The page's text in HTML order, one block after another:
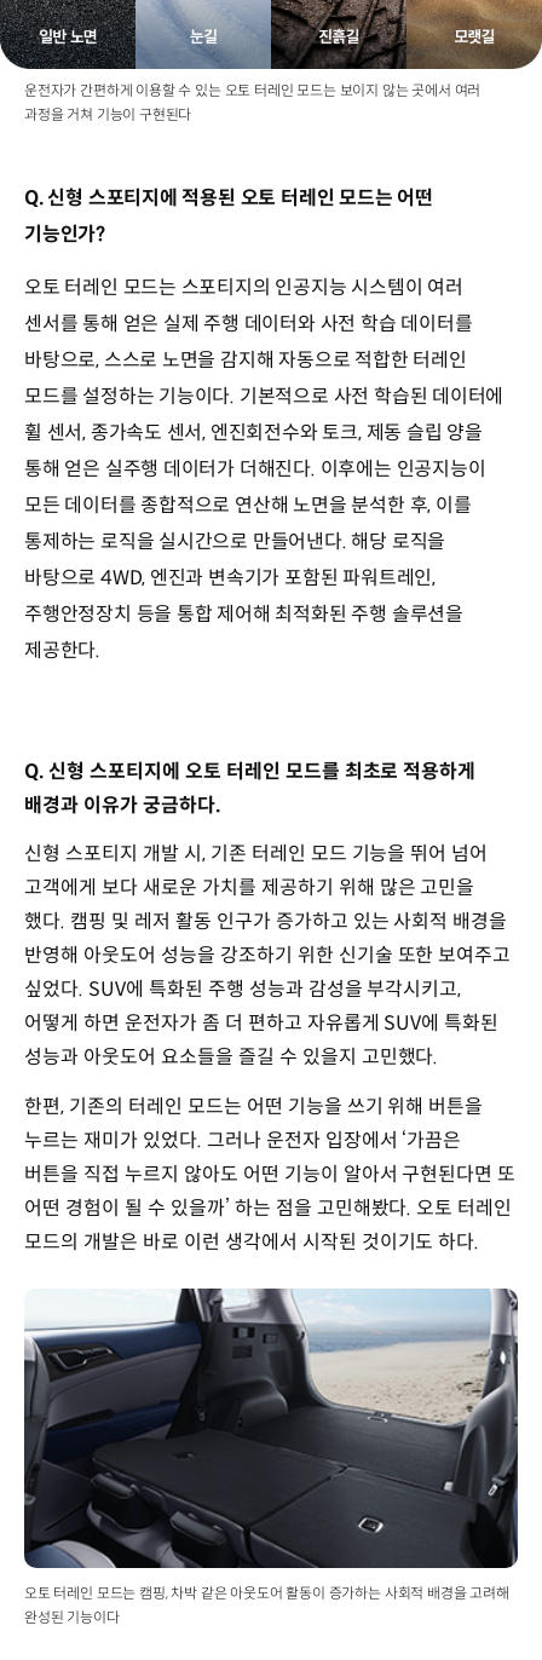
운전자가 간편하게 이용할 수 있는 오토 터레인 모드는 보이지 않는 곳에서 여러
과정을 거쳐 기능이 구현된다
Q. 신형 스포티지에 적용된 오토 터레인 모드는 어떤
기능인가?
오토 터레인 모드는 스포티지의 인공지능 시스템이 여러
센서를 통해 얻은 실제 주행 데이터와 사전 학습 데이터를
바탕으로, 스스로 노면을 감지해 자동으로 적합한 터레인
모드를 설정하는 기능이다. 기본적으로 사전 학습된 데이터에
휠 센서, 종가속도 센서, 엔진회전수와 토크, 제동 슬립 양을
통해 얻은 실주행 데이터가 더해진다. 이후에는 인공지능이
모든 데이터를 종합적으로 연산해 노면을 분석한 후, 이를
통제하는 로직을 실시간으로 만들어낸다. 해당 로직을
바탕으로 4WD, 엔진과 변속기가 포함된 파워트레인,
주행안정장치 등을 통합 제어해 최적화된 주행 솔루션을
제공한다.
Q. 신형 스포티지에 오토 터레인 모드를 최초로 적용하게
배경과 이유가 궁금하다.
신형 스포티지 개발 시, 기존 터레인 모드 기능을 뛰어 넘어
고객에게 보다 새로운 가치를 제공하기 위해 많은 고민을
했다. 캠핑 및 레저 활동 인구가 증가하고 있는 사회적 배경을
반영해 아웃도어 성능을 강조하기 위한 신기술 또한 보여주고
싶었다. SUV에 특화된 주행 성능과 감성을 부각시키고,
어떻게 하면 운전자가 좀 더 편하고 자유롭게 SUV에 특화된
성능과 아웃도어 요소들을 즐길 수 있을지 고민했다.
한편, 기존의 터레인 모드는 어떤 기능을 쓰기 위해 버튼을
누르는 재미가 있었다. 그러나 운전자 입장에서 ‘가끔은
버튼을 직접 누르지 않아도 어떤 기능이 알아서 구현된다면 또
어떤 경험이 될 수 있을까’ 하는 점을 고민해봤다. 오토 터레인
모드의 개발은 바로 이런 생각에서 시작된 것이기도 하다.
오토 터레인 모드는 캠핑, 차박 같은 아웃도어 활동이 증가하는 사회적 배경을 고려해
완성된 기능이다